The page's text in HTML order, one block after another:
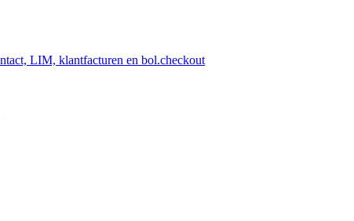
LIM, klantfacturen en bol.checkout